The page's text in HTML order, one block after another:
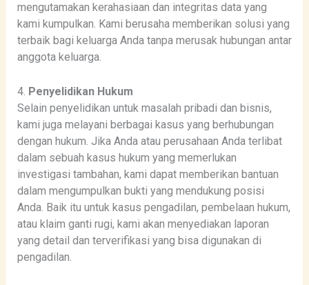
mengutamakan kerahasiaan dan integritas data yang
kami kumpulkan. Kami berusaha memberikan solusi yang
terbaik bagi keluarga Anda tanpa merusak hubungan antar
anggota keluarga.
4. Penyelidikan Hukum
Selain penyelidikan untuk masalah pribadi dan bisnis,
kami juga melayani berbagai kasus yang berhubungan
dengan hukum. Jika Anda atau perusahaan Anda terlibat
dalam sebuah kasus hukum yang memerlukan
investigasi tambahan, kami dapat memberikan bantuan
dalam mengumpulkan bukti yang mendukung posisi
Anda. Baik itu untuk kasus pengadilan, pembelaan hukum,
atau klaim ganti rugi, kami akan menyediakan laporan
yang detail dan terverifikasi yang bisa digunakan di
pengadilan.